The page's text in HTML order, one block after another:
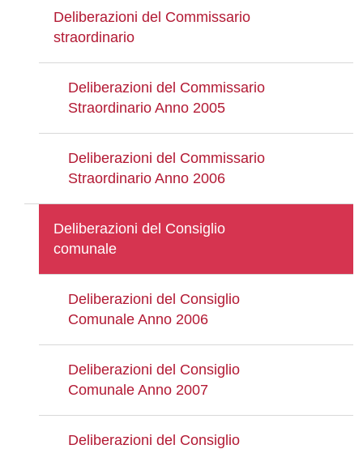
Deliberazioni del Commissario
straordinario
Deliberazioni del Commissario
Straordinario Anno 2005
Deliberazioni del Commissario
Straordinario Anno 2006
Deliberazioni del Consiglio
comunale
Deliberazioni del Consiglio
Comunale Anno 2006
Deliberazioni del Consiglio
Comunale Anno 2007
Deliberazioni del Consiglio